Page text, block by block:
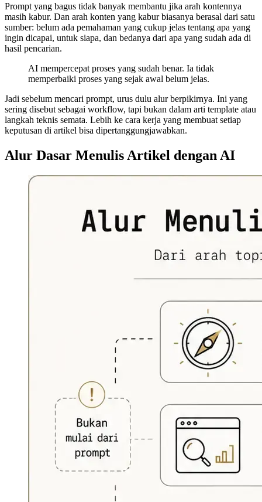
Prompt yang bagus tidak banyak membantu jika arah kontennya
masih kabur. Dan arah konten yang kabur biasanya berasal dari satu
sumber: belum ada pemahaman yang cukup jelas tentang apa yang
ingin dicapai, untuk siapa, dan bedanya dari apa yang sudah ada di
hasil pencarian.
AI mempercepat proses yang sudah benar. Ia tidak
memperbaiki proses yang sejak awal belum jelas.
Jadi sebelum mencari prompt, urus dulu alur berpikirnya. Ini yang
sering disebut sebagai workflow, tapi bukan dalam arti template atau
langkah teknis semata. Lebih ke cara kerja yang membuat setiap
keputusan di artikel bisa dipertanggungjawabkan.
Alur Dasar Menulis Artikel dengan AI